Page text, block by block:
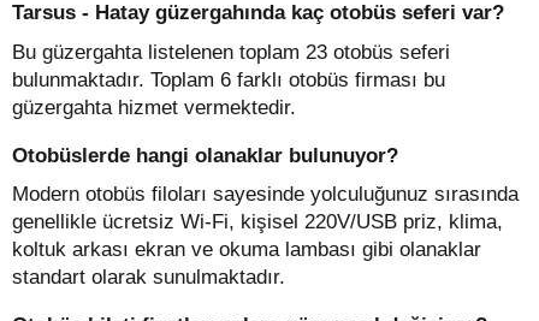
Tarsus - Hatay güzergahında kaç otobüs seferi var?
Bu güzergahta listelenen toplam 23 otobüs seferi
bulunmaktadır. Toplam 6 farklı otobüs firması bu
güzergahta hizmet vermektedir.
Otobüslerde hangi olanaklar bulunuyor?
Modern otobüs filoları sayesinde yolculuğunuz sırasında
genellikle ücretsiz Wi-Fi, kişisel 220V/USB priz, klima,
koltuk arkası ekran ve okuma lambası gibi olanaklar
standart olarak sunulmaktadır.